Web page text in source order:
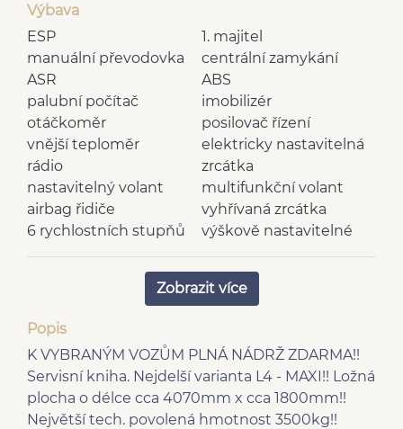
Výbava
1. majitel
ESP
centrální zamykání
manuální převodovka
ABS
ASR
imobilizér
palubní počítač
posilovač řízení
otáčkoměr
elektricky nastavitelná
zrcátka
vnější teploměr
rádio
multifunkční volant
nastavitelný volant
vyhřívaná zrcátka
airbag řidiče
výškově nastavitelné
6 rychlostních stupňů
centrál dálkový
man. klimatizace
Zobrazit více
Popis
K VYBRANÝM VOZŮM PLNÁ NÁDRŽ ZDARMA!!
Servisní kniha. Nejdelší varianta L4 - MAXI!! Ložná
plocha o délce cca 4070mm x cca 1800mm!!
Největší tech. povolená hmotnost 3500kg!!